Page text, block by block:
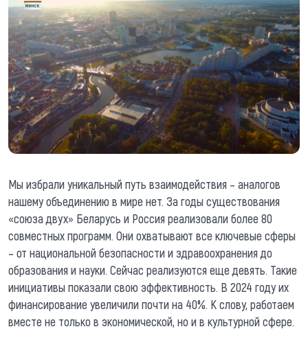
Мы избрали уникальный путь взаимодействия – аналогов
нашему объединению в мире нет. За годы существования
«союза двух» Беларусь и Россия реализовали более 80
совместных программ. Они охватывают все ключевые сферы
– от национальной безопасности и здравоохранения до
образования и науки. Сейчас реализуются еще девять. Такие
инициативы показали свою эффективность. В 2024 году их
финансирование увеличили почти на 40%. К слову, работаем
вместе не только в экономической, но и в культурной сфере.